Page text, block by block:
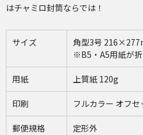
はチャミロ封筒ならでは！
サイズ
角型3号
※B5・A5用紙が
用紙 上質紙 120g
印刷 フルカラー オフセ
郵便規格 定形外